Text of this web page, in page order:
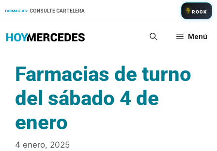
FARMACIAS: CONSULTE CARTELERA ROCK
Menú
Farmacias de turno
del sábado 4 de
enero
4 enero, 2025